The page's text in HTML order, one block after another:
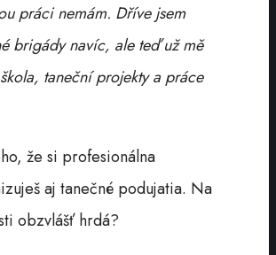
práci nemám. Dříve jsem
brigády navíc, ale teď už mě
taneční projekty a práce
že si profesionálna
aj tanečné podujatia. Na
obzvlášť hrdá?